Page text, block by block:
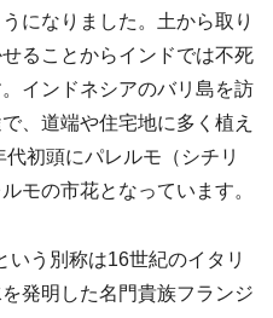
になりました。土から取り
ることからインドでは不死
インドネシアのバリ島を訪
、道端や住宅地に多く植え
初頭にパレルモ（シチリ
モの市花となっています。
う別称は16世紀のイタリ
発明した名門貴族フランジ